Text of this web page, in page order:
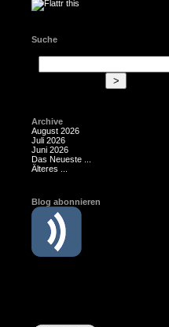
Suche
Archive
August 2026
Juli 2026
Juni 2026
Das Neueste ...
Älteres ...
Blog abonnieren